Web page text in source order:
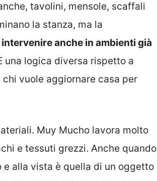
tavolini, mensole, scaffali
la stanza, ma la
anche in ambienti già
una logica diversa rispetto a
vuole aggiornare casa per
Muy Mucho lavora molto
e tessuti grezzi. Anche quando
alla vista è quella di un oggetto